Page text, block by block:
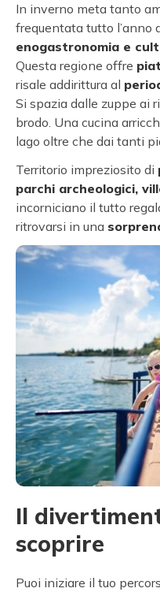
In inverno meta tanto
frequentata tutto l’anno
enogastronomia e
Questa regione offre
risale addirittura al
Si spazia dalle zuppe ai
brodo. Una cucina
lago oltre che dai tanti
Territorio impreziosito di
parchi archeologici,
incorniciano il tutto
ritrovarsi in una
Il
scoprire
Puoi iniziare il tuo